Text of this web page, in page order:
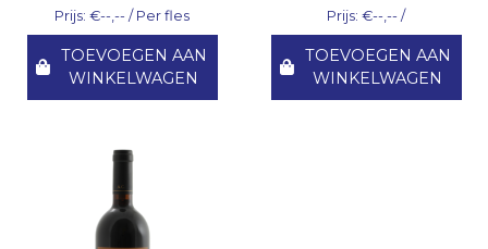
Prijs: €--,-- / Per fles
TOEVOEGEN AAN
WINKELWAGEN
Prijs: €--,-- /
TOEVOEGEN AAN
WINKELWAGEN